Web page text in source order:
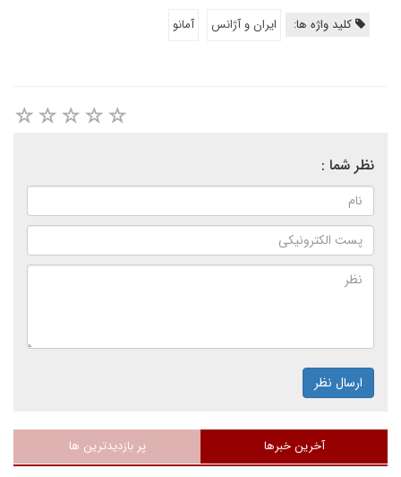
کلید واژه ها: ایران و آژانس آمانو
نظر شما :
ارسال نظر
آخرین خبرها پر بازدیدترین ها